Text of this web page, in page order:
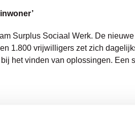
Surplus Sociaal Werk. De
1.800 vrijwilligers zet zich
het vinden van oplossingen.
in negen gemeenten in West-
voor het versterken van de